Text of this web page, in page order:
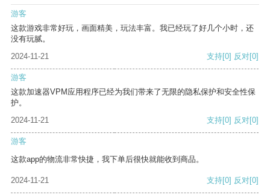
游客
这款游戏非常好玩，画面精美，玩法丰富。我已经玩了好几个小时，还
没有玩腻。
2024-11-21
支持[0] 反对[0]
游客
这款加速器VPM应用程序已经为我们带来了无限的隐私保护和安全性保
护。
2024-11-21
支持[0] 反对[0]
游客
这款app的物流非常快捷，我下单后很快就能收到商品。
2024-11-21 支持[0] 反对[0]